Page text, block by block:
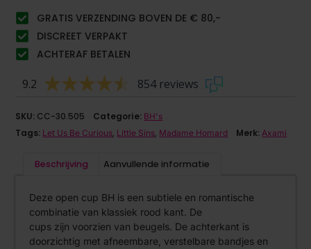
GRATIS VERZENDING BOVEN DE € 80,-
DISCREET VERPAKT
ACHTERAF BETALEN
9.2 854 reviews
SKU: CC-30.505 Categorie: BH's
Tags: Let Us Be Curious, Little Sins, Madame Homard Merk:Axami
Beschrijving Aanvullende informatie
Deze open cup BH is een subtiele en romantische
combinatie van klassiek rood kant. De
cups zijn voorzien van beugels. De achterkant is
doorzichtig met afneembare, verstelbare bandjes en